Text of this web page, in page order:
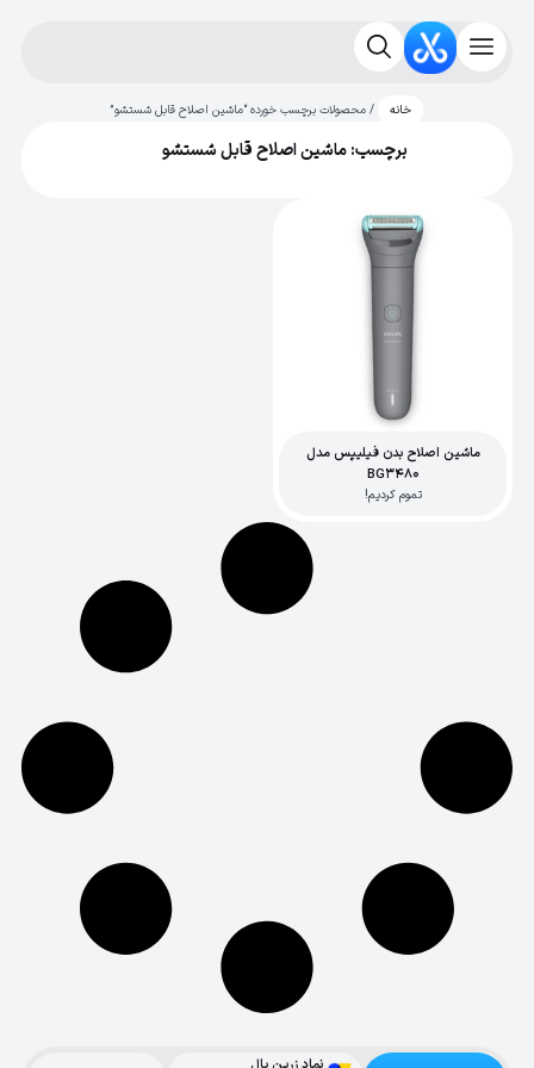
خانه / محصولات برچسب خورده “ماشین اصلاح قابل شستشو”
برچسب: ماشین اصلاح قابل شستشو
ماشین اصلاح بدن فیلیپس مدل
BG3480
تموم کردیم!